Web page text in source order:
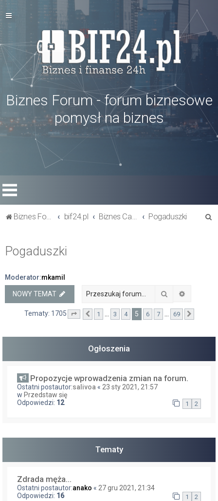
Biznes Forum - forum biznesowe
pomysł na biznes
Biznes Forum bif24.pl Biznes Cafe Pogaduszki
Pogaduszki
Moderator:mkamil
NOWY TEMAT Szukaj
Tematy: 1705 Strona 5 z69
Poprzednia
1 3 4 5 6 7 69
Ogłoszenia
Propozycje wprowadzenia zmian na forum.
Ostatni postautor:salivoa « 23 sty 2021, 21:57
w Przedstaw się
Odpowiedzi: 12 1 2
Tematy
Zdrada męża...
Ostatni postautor:anako « 27 gru 2021, 21:34
Odpowiedzi: 16 1 2